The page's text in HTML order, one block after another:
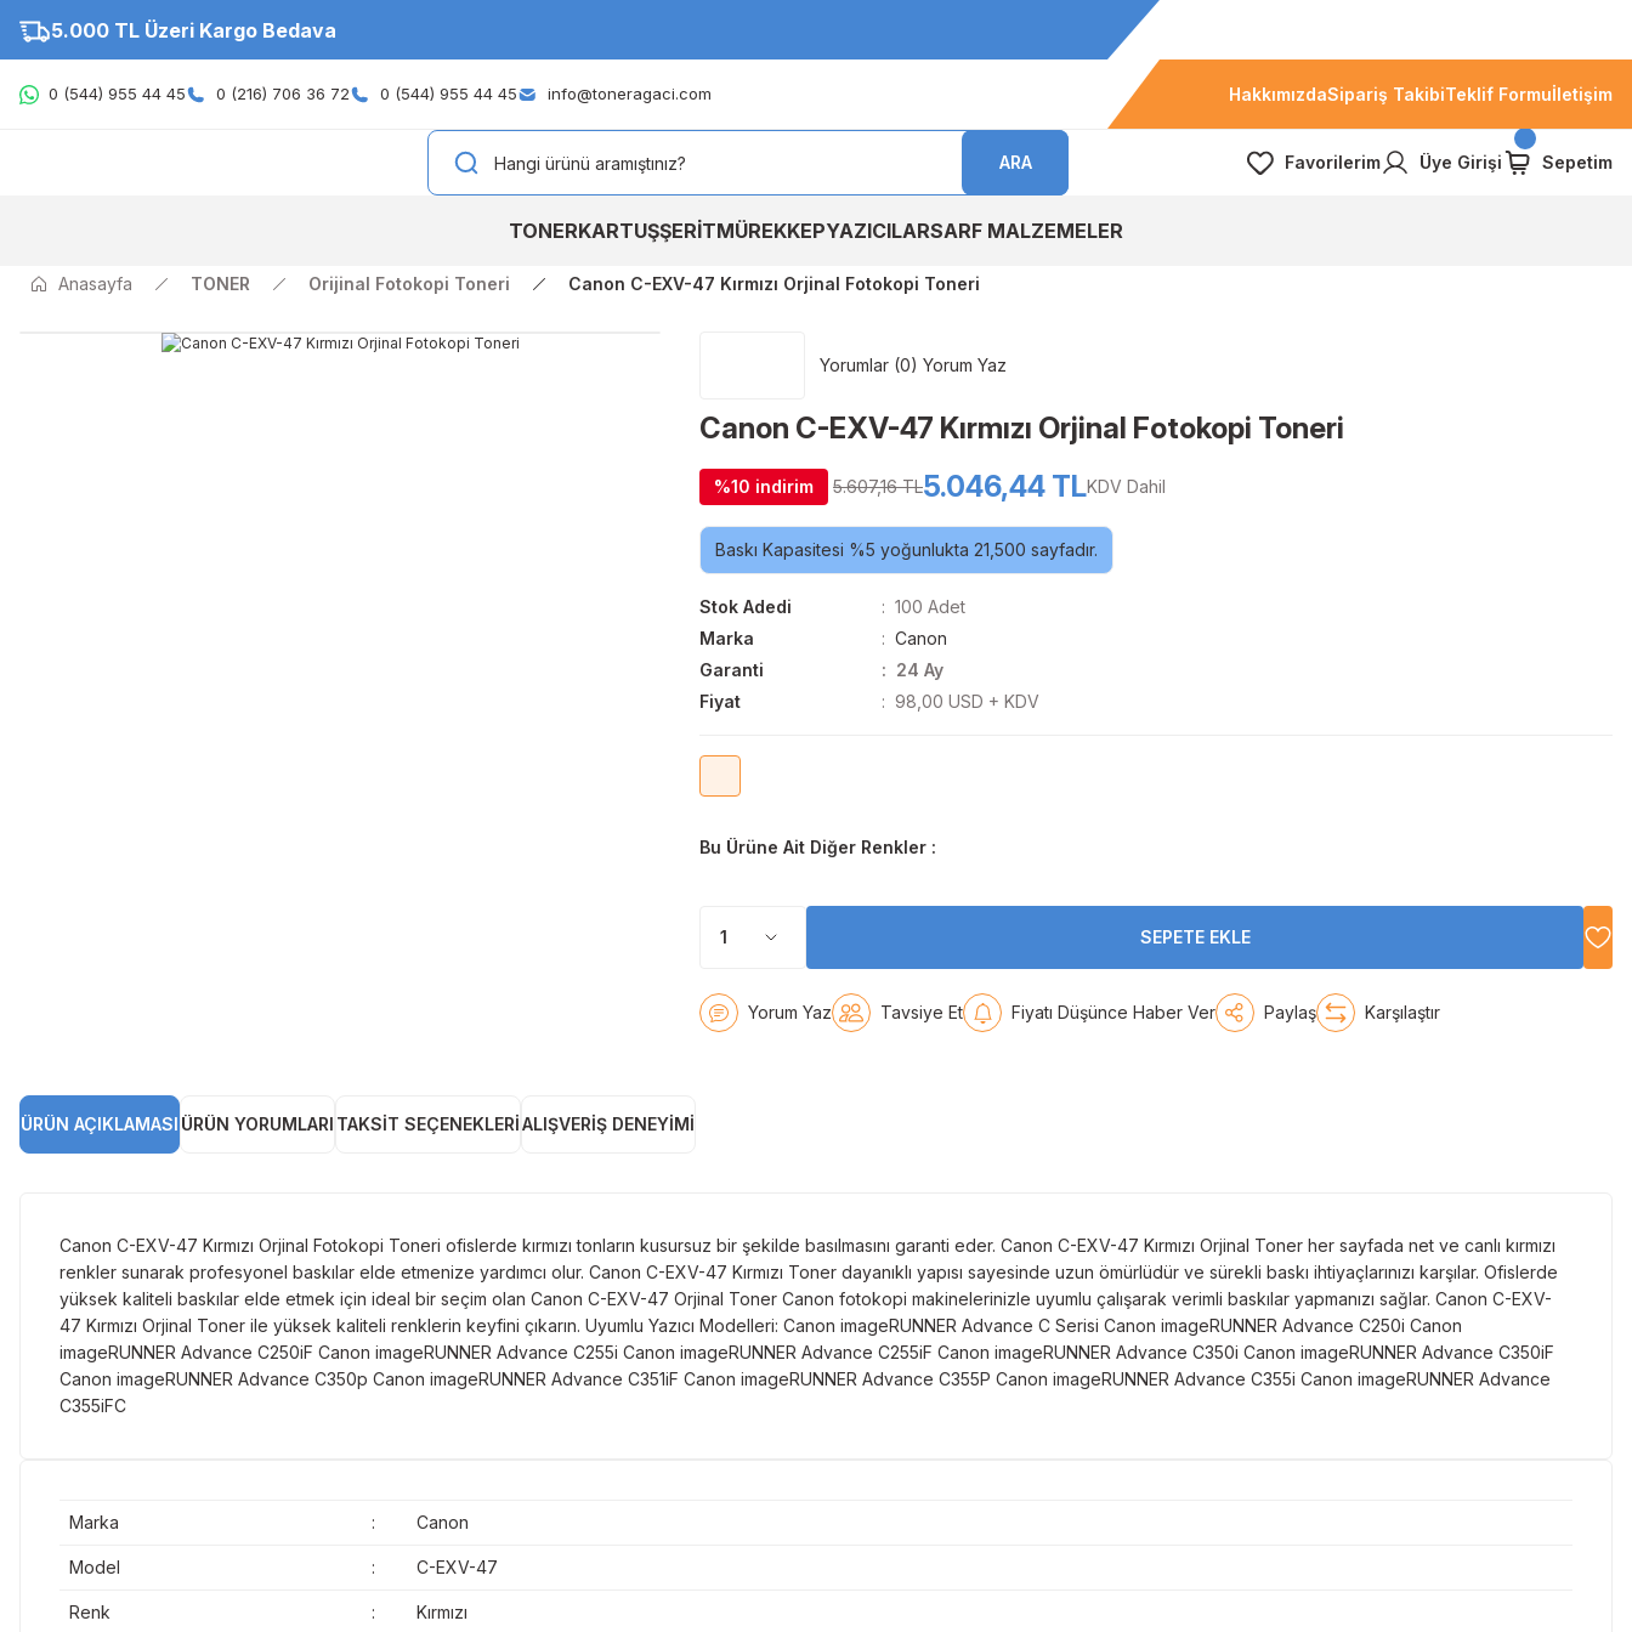
5.000 TL Üzeri Kargo Bedava
0 (544) 955 44 45 0 (216) 706 36 72 0 (544) 955 44 45 info@toneragaci.com HakkımızdaSipariş TakibiTeklif Formuİletişim
ARA Favorilerim Üye Girişi Sepetim
TONERKARTUŞŞERİTMÜREKKEPYAZICILARSARF MALZEMELER
Anasayfa TONER Orijinal Fotokopi Toneri Canon C-EXV-47 Kırmızı Orjinal Fotokopi Toneri
Yorumlar (0) Yorum Yaz
Canon C-EXV-47 Kırmızı Orjinal Fotokopi Toneri
%10 indirim 5.607,16 TL5.046,44 TLKDV Dahil
Baskı Kapasitesi %5 yoğunlukta 21,500 sayfadır.
Stok Adedi
100 Adet
Marka
Canon
Garanti
24 Ay
Fiyat
98,00 USD + KDV
Bu Ürüne Ait Diğer Renkler :
SEPETE EKLE
Yorum Yaz Tavsiye Et Fiyatı Düşünce Haber Ver Paylaş Karşılaştır
ÜRÜN AÇIKLAMASI ÜRÜN YORUMLARI TAKSIT SEÇENEKLERIALIŞVERIŞ DENEYIMI
Canon C-EXV-47 Kırmızı Orjinal Fotokopi Toneri ofislerde kırmızı tonların kusursuz bir şekilde basılmasını garanti eder. Canon C-EXV-47 Kırmızı Orjinal Toner her sayfada net ve canlı kırmızı
renkler sunarak profesyonel baskılar elde etmenize yardımcı olur. Canon C-EXV-47 Kırmızı Toner dayanıklı yapısı sayesinde uzun ömürlüdür ve sürekli baskı ihtiyaçlarınızı karşılar. Ofislerde
yüksek kaliteli baskılar elde etmek için ideal bir seçim olan Canon C-EXV-47 Orjinal Toner Canon fotokopi makinelerinizle uyumlu çalışarak verimli baskılar yapmanızı sağlar. Canon C-EXV-
47 Kırmızı Orjinal Toner ile yüksek kaliteli renklerin keyfini çıkarın. Uyumlu Yazıcı Modelleri: Canon imageRUNNER Advance C Serisi Canon imageRUNNER Advance C250i Canon
imageRUNNER Advance C250iF Canon imageRUNNER Advance C255i Canon imageRUNNER Advance C255iF Canon imageRUNNER Advance C350i Canon imageRUNNER Advance C350iF
Canon imageRUNNER Advance C350p Canon imageRUNNER Advance C351iF Canon imageRUNNER Advance C355P Canon imageRUNNER Advance C355i Canon imageRUNNER Advance
C355iFC
Marka : Canon
Model : C-EXV-47
Renk : Kırmızı